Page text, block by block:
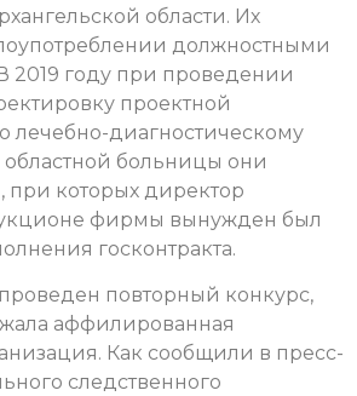
области. Их
должностными
2019 году при проведении
проектной
лечебно-диагностическому
областной больницы они
при которых директор
фирмы вынужден был
госконтракта.
повторный конкурс,
аффилированная
Как сообщили в пресс-
следственного